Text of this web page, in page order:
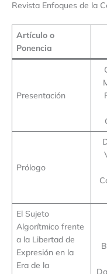
Revista Enfoques de la
Artículo o
Ponencia
Presentación
Prólogo
El Sujeto
Algorítmico frente
a la Libertad de
Expresión en la
Era de la